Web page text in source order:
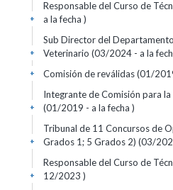
Responsable del Curso de
a la fecha )
+
Sub Director del
Veterinario (03/2024 - a la
+
Comisión de reválidas (01/
+
Integrante de Comisión para
(01/2019 - a la fecha )
+
Tribunal de 11 Concursos de
Grados 1; 5 Grados 2) (03/
+
Responsable del Curso de
12/2023 )
+